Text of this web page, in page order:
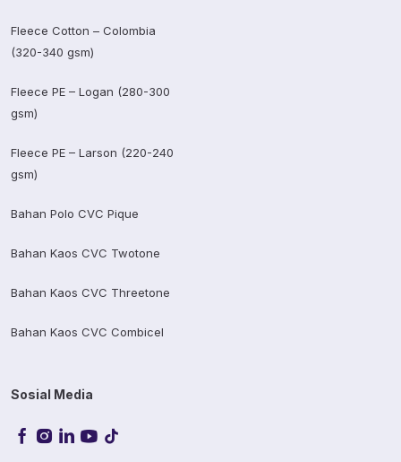
Fleece Cotton – Colombia
(320-340 gsm)
Fleece PE – Logan (280-300
gsm)
Fleece PE – Larson (220-240
gsm)
Bahan Polo CVC Pique
Bahan Kaos CVC Twotone
Bahan Kaos CVC Threetone
Bahan Kaos CVC Combicel
Sosial Media